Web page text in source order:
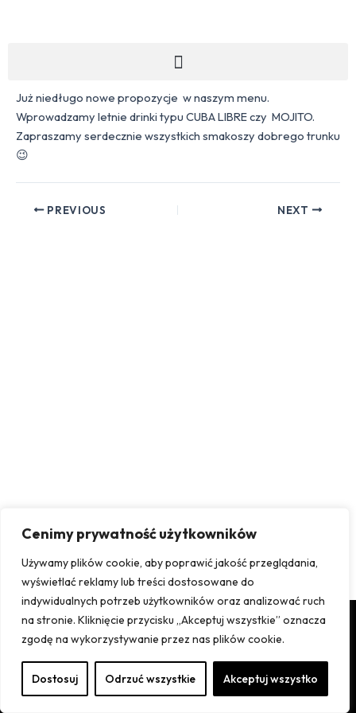
Cenimy prywatność użytkowników
Używamy plików cookie, aby poprawić jakość przeglądania,
wyświetlać reklamy lub treści dostosowane do
indywidualnych potrzeb użytkowników oraz analizować ruch
na stronie. Kliknięcie przycisku „Akceptuj wszystkie” oznacza
zgodę na wykorzystywanie przez nas plików cookie.
Dostosuj Odrzuć wszystkie Akceptuj wszystko
Menu
Już niedługo nowe propozycje w naszym menu.
Wprowadzamy letnie drinki typu CUBA LIBRE czy MOJITO.
Zapraszamy serdecznie wszystkich smakoszy dobrego trunku
😉
PREVIOUS NEXT
2025 © Krzywachata. Wszelkie Prawa zastrzeżone.
Strone wykonała firma Aronmeiden